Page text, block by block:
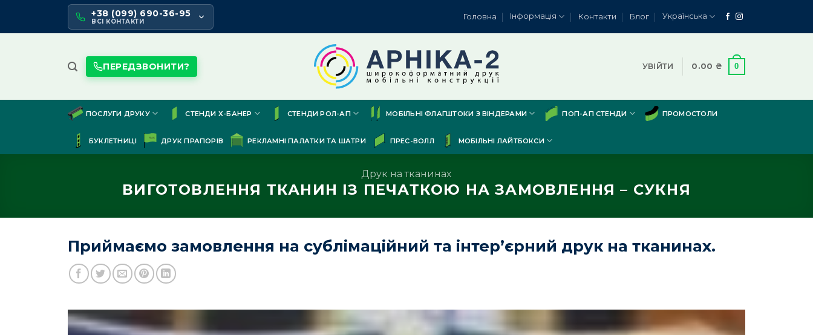
content
+38 (099) 690-36-95
ВСІ КОНТАКТИ
Головна Інформація Контакти Блог Українська
ПЕРЕДЗВОНИТИ? УВІЙТИ 0.00 ₴ 0
ПОСЛУГИ ДРУКУ СТЕНДИ Х-БАНЕР СТЕНДИ РОЛ-АП МОБІЛЬНІ ФЛАГШТОКИ З ВІНДЕРАМИ ПОП-АП СТЕНДИ ПРОМОСТОЛИ
БУКЛЕТНИЦІ ДРУК ПРАПОРІВ РЕКЛАМНІ ПАЛАТКИ ТА ШАТРИ ПРЕС-ВОЛЛ МОБІЛЬНІ ЛАЙТБОКСИ
Друк на тканинах
ВИГОТОВЛЕННЯ ТКАНИН ІЗ ПЕЧАТКОЮ НА ЗАМОВЛЕННЯ – СУКНЯ
Приймаємо замовлення на сублімаційний та інтер’єрний друк на тканинах.